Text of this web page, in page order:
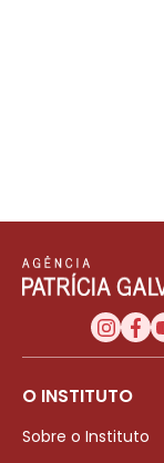
O INSTITUTO
Sobre o Instituto